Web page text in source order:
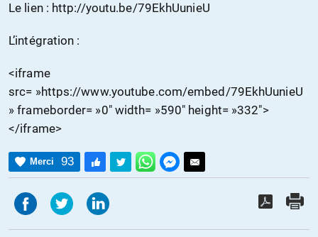
Le lien : http://youtu.be/79EkhUunieU
L’intégration :
<iframe
src= »https://www.youtube.com/embed/79EkhUunieU
» frameborder= »0″ width= »590″ height= »332″>
</iframe>
Merci 93